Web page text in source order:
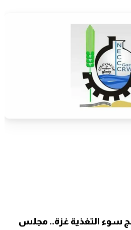
سوء التغذية غزة.. مجلس